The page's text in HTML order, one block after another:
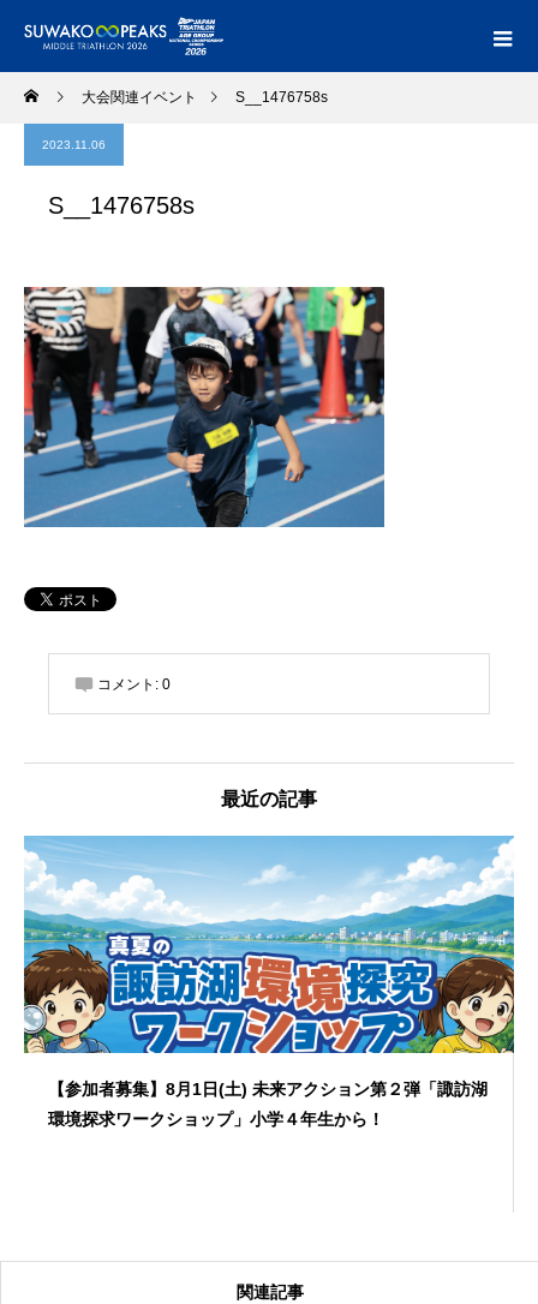
大会関連イベント S__1476758s
2023.11.06
S__1476758s
コメント: 0
最近の記事
【参加者募集】8月1日(土) 未来アクション第２弾「諏訪湖
環境探求ワークショップ」小学４年生から！
関連記事